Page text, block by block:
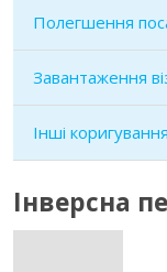
Полегшення
Завантаження
Інші коригування
Інверсна